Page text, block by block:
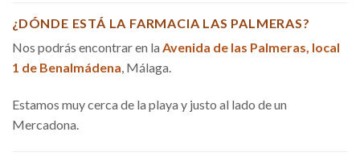
¿DÓNDE ESTÁ LA FARMACIA LAS PALMERAS?
Nos podrás encontrar en la Avenida de las Palmeras, local
1 de Benalmádena, Málaga.
Estamos muy cerca de la playa y justo al lado de un
Mercadona.